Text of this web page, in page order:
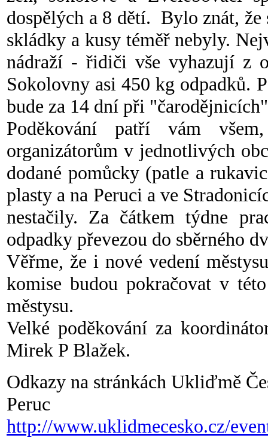
dospělých a 8 dětí. Bylo znát,
skládky a kusy téměř nebyly.
nádraží - řidiči vše vyhazují z
Sokolovny asi 450 kg odpadků.
bude za 14 dní při
Poděkování patří vám
organizátorům v jednotlivých
dodané pomůcky (patle a
plasty a na Peruci a ve
nestačily. Za čátkem týdne
odpadky převezou do sběrného
Věřme, že i nové vedení
komise budou pokračovat v
městysu.
Velké poděkování za
Mirek P Blažek.
Odkazy na stránkách Ukliďmě
Peruc
http://www.uklidmecesko.cz/